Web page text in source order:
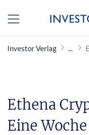
Investor Verlag
Ethena
Eine